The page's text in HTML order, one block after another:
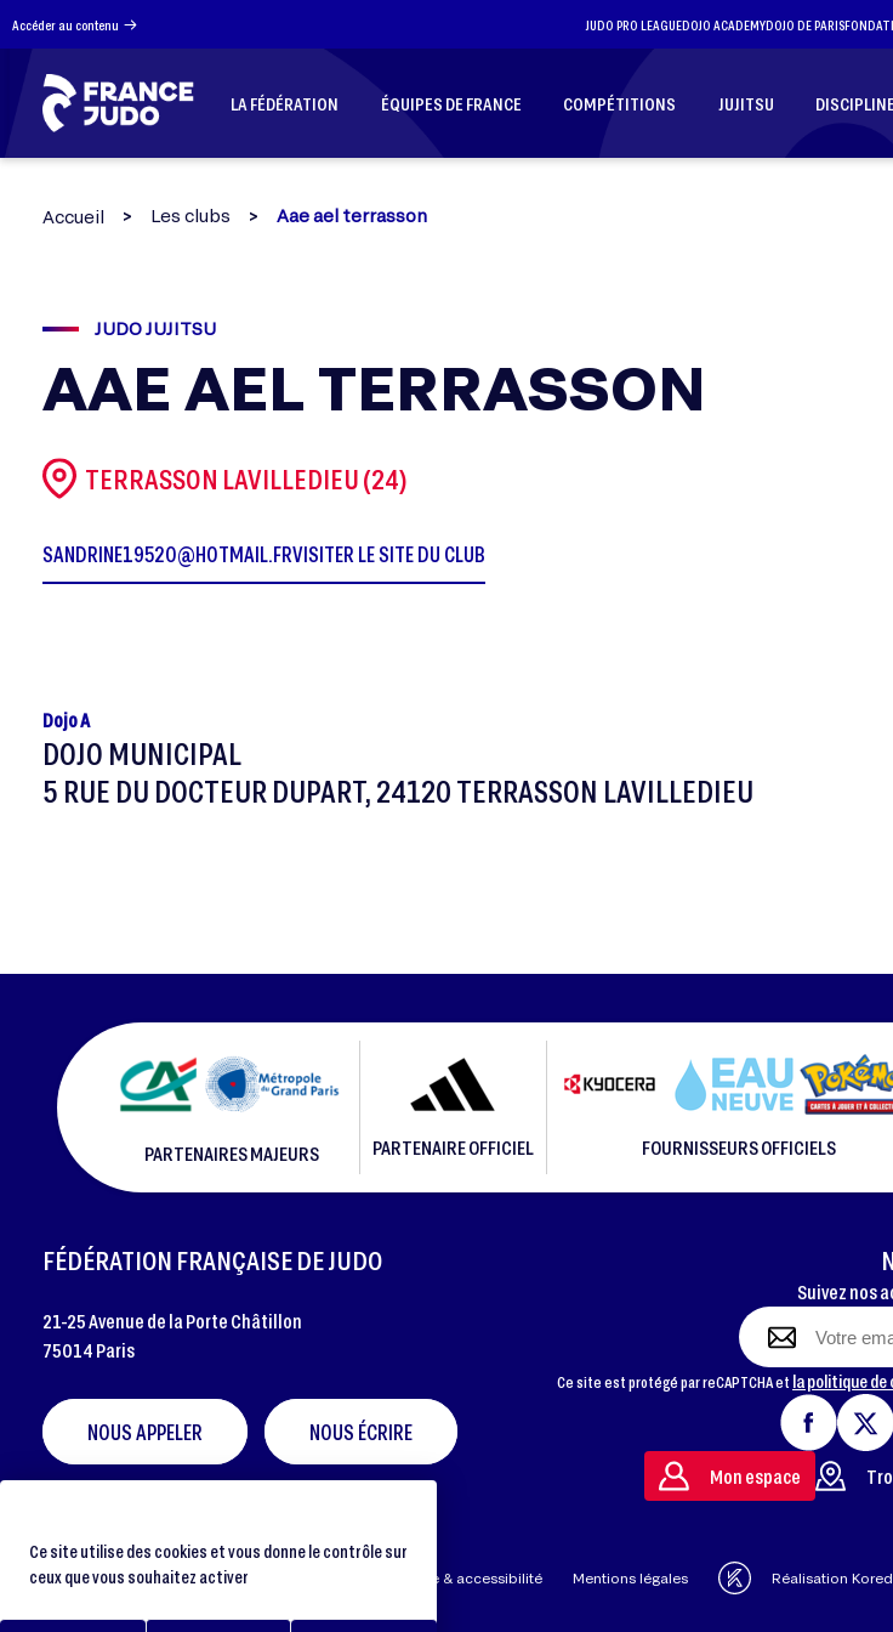
Accéder au contenu JUDO PRO LEAGUEDOJO ACADEMYDOJO DE PARIS
LA FÉDÉRATION ÉQUIPES DE FRANCE COMPÉTITIONS JUJITSU
Accueil Les clubs Aae ael terrasson
JUDO JUJITSU
AAE AEL TERRASSON
TERRASSON LAVILLEDIEU (24)
SANDRINE19520@HOTMAIL.FRVISITER LE SITE DU CLUB
Dojo A
DOJO MUNICIPAL
5 RUE DU DOCTEUR DUPART, 24120 TERRASSON LAVILLEDIEU
PARTENAIRES MAJEURS PARTENAIRE OFFICIEL FOURNISSEURS OFFICIELS
FOOTER
FÉDÉRATION FRANÇAISE DE JUDO
21-25 Avenue de la Porte Châtillon
75014 Paris
NOUS APPELER NOUS ÉCRIRE
Suivez nos
Ce site est protégé par reCAPTCHA et la politique
Mon espace
Préférences cookies Protection des données Aide & accessibilité Mentions légales Réalisation
Panneau de gestion des cookies
Ce site utilise des cookies et vous donne le contrôle sur
ceux que vous souhaitez activer